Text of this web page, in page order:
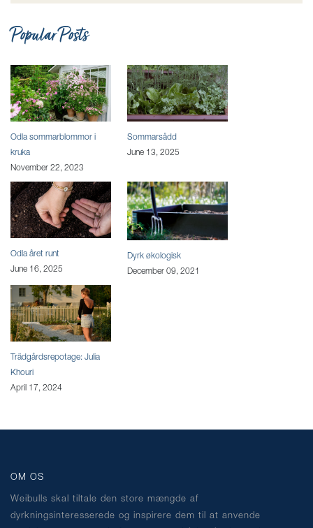
Popular Posts
Odla sommarblommor i
kruka
November 22, 2023
Sommarsådd
June 13, 2025
Odla året runt
June 16, 2025
Dyrk økologisk
December 09, 2021
Trädgårdsrepotage: Julia
Khouri
April 17, 2024
OM OS
Weibulls skal tiltale den store mængde af
dyrkningsinteresserede og inspirere dem til at anvende